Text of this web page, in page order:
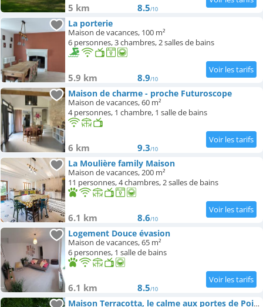
5 km 8.5/10
La porterie
Maison de vacances, 100 m²
6 personnes, 3 chambres, 2 salles de bains
5.9 km 8.9/10
Maison de charme - proche Futuroscope
Maison de vacances, 60 m²
4 personnes, 1 chambre, 1 salle de bains
6 km 9.3/10
La Moulière family Maison
Maison de vacances, 200 m²
11 personnes, 4 chambres, 2 salles de bains
6.1 km 8.6/10
Logement Douce évasion
Maison de vacances, 65 m²
6 personnes, 1 salle de bains
6.1 km 8.5/10
Maison Terracotta, le calme aux portes de Poitiers